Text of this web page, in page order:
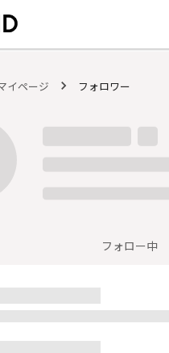
イページ フォロワー
フォロー中